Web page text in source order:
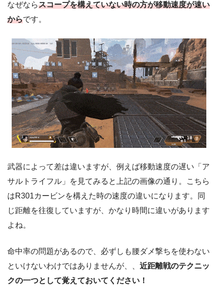
なぜならスコープを構えていない時の方が移動速度が速い
からです。
武器によって差は違いますが、例えば移動速度の遅い「ア
サルトライフル」を見てみると上記の画像の通り。こちら
はR301カービンを構えた時の速度の違いになります。同
じ距離を往復していますが、かなり時間に違いがあります
よね。
命中率の問題があるので、必ずしも腰ダメ撃ちを使わない
といけないわけではありませんが、、 近距離戦のテクニッ
クの一つとして覚えておいてください！